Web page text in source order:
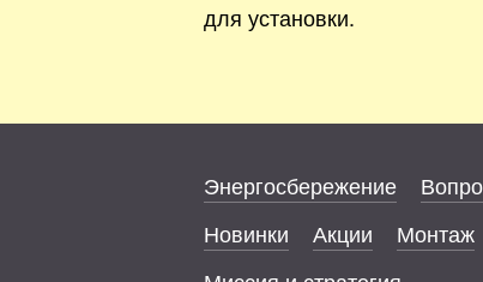
для установки.
Энергосбережение
Новинки
Акции Монтаж